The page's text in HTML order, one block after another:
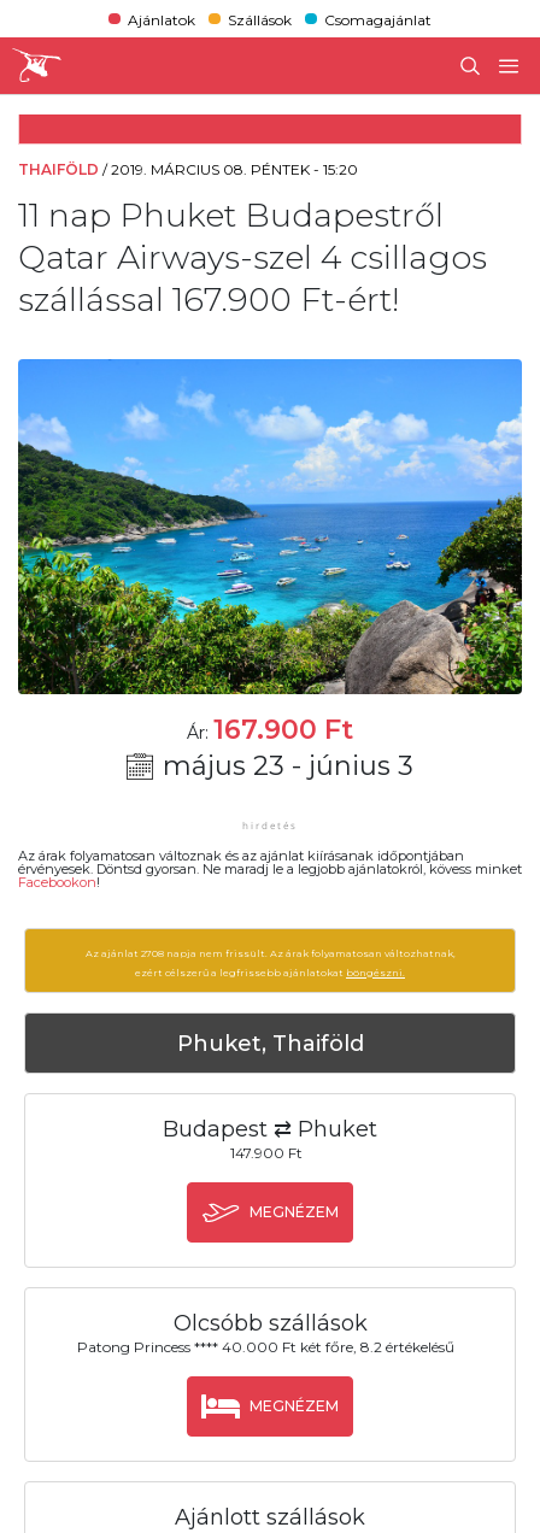
Ajánlatok Szállások Csomagajánlat
THAIFÖLD /2019. MÁRCIUS 08. PÉNTEK - 15:20
11 nap Phuket Budapestről
Qatar Airways-szel 4 csillagos
szállással 167.900 Ft-ért!
Ár: 167.900 Ft
május 23 - június 3
Az árak folyamatosan változnak és az ajánlat kiírásanak időpontjában
érvényesek. Döntsd gyorsan. Ne maradj le a legjobb ajánlatokról, kövess minket
Facebookon!
Az ajánlat 2708 napja nem frissült. Az árak folyamatosan változhatnak,
ezért célszerű a legfrissebb ajánlatokat böngészni.
Phuket, Thaiföld
Budapest ⇄ Phuket
147.900 Ft
MEGNÉZEM
Olcsóbb szállások
Patong Princess **** 40.000 Ft két főre, 8.2 értékelésű
MEGNÉZEM
Ajánlott szállások